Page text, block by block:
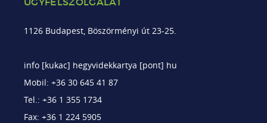
ÜGYFÉLSZOLGÁLAT
1126 Budapest, Böszörményi út 23-25.
info [kukac] hegyvidekkartya [pont] hu
Mobil: +36 30 645 41 87
Tel.: +36 1 355 1734
Fax: +36 1 224 5905